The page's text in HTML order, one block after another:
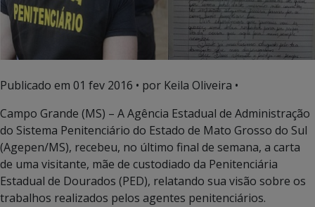
Publicado em 01 fev 2016 • por Keila Oliveira •
Campo Grande (MS) – A Agência Estadual de Administração
do Sistema Penitenciário do Estado de Mato Grosso do Sul
(Agepen/MS), recebeu, no último final de semana, a carta
de uma visitante, mãe de custodiado da Penitenciária
Estadual de Dourados (PED), relatando sua visão sobre os
trabalhos realizados pelos agentes penitenciários.